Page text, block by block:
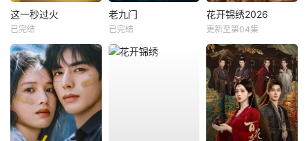
这一秒过火
已完结
老九门
已完结
花开锦绣2026
更新至第04集